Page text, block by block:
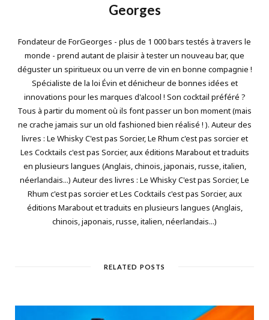
Georges
Fondateur de ForGeorges - plus de 1 000 bars testés à travers le
monde - prend autant de plaisir à tester un nouveau bar, que
déguster un spiritueux ou un verre de vin en bonne compagnie !
Spécialiste de la loi Évin et dénicheur de bonnes idées et
innovations pour les marques d'alcool ! Son cocktail préféré ?
Tous à partir du moment où ils font passer un bon moment (mais
ne crache jamais sur un old fashioned bien réalisé ! ). Auteur des
livres : Le Whisky C'est pas Sorcier, Le Rhum c'est pas sorcier et
Les Cocktails c'est pas Sorcier, aux éditions Marabout et traduits
en plusieurs langues (Anglais, chinois, japonais, russe, italien,
néerlandais...) Auteur des livres : Le Whisky C'est pas Sorcier, Le
Rhum c'est pas sorcier et Les Cocktails c'est pas Sorcier, aux
éditions Marabout et traduits en plusieurs langues (Anglais,
chinois, japonais, russe, italien, néerlandais...)
RELATED POSTS